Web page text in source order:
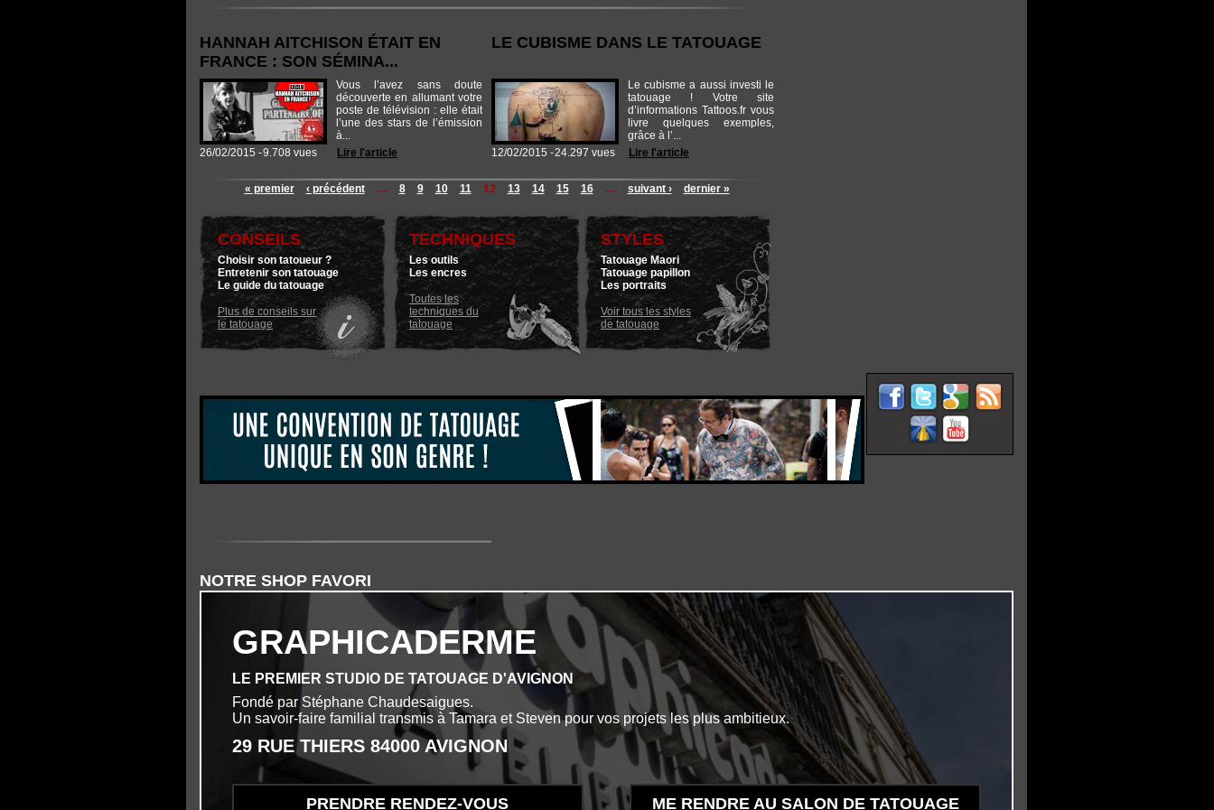
HANNAH AITCHISON ÉTAIT EN
FRANCE : SON SÉMINA...
Vous l’avez sans doute
découverte en allumant votre
poste de télévision : elle était
l’une des stars de l’émission
à...
26/02/2015 -9.708 vues Lire l'article
LE CUBISME DANS LE TATOUAGE
Le cubisme a aussi investi le
tatouage ! Votre site
d’informations Tattoos.fr vous
livre quelques exemples,
grâce à l’...
12/02/2015 -24.297 vues Lire l'article
« premier ‹ précédent … 8 9 10 11 12 13 14 15 16 … suivant › dernier »
CONSEILS
Choisir son tatoueur ?
Entretenir son tatouage
Le guide du tatouage
Plus de conseils sur
le tatouage
TECHNIQUES
Les outils
Les encres
Toutes les
techniques du
tatouage
STYLES
Tatouage Maori
Tatouage papillon
Les portraits
Voir tous les styles
de tatouage
NOTRE SHOP FAVORI
GRAPHICADERME
LE PREMIER STUDIO DE TATOUAGE D'AVIGNON
Fondé par Stéphane Chaudesaigues.
Un savoir-faire familial transmis à Tamara et Steven pour vos projets les plus ambitieux.
29 RUE THIERS 84000 AVIGNON
PRENDRE RENDEZ-VOUS ME RENDRE AU SALON DE TATOUAGE